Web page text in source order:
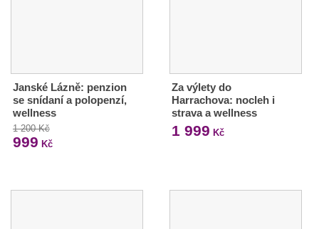
Janské Lázně: penzion
se snídaní a polopenzí,
wellness
1 200 Kč
999 Kč
Za výlety do
Harrachova: nocleh i
strava a wellness
1 999 Kč